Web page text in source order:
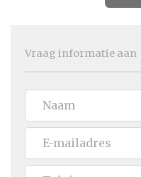
Vraag informatie aan